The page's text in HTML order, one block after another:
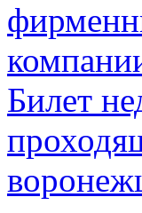
Билет